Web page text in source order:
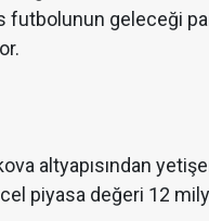
geleceği
altyapısından
piyasa değeri 12